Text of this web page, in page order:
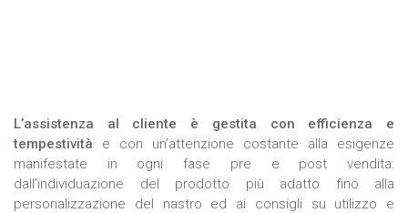
L’assistenza al cliente è gestita con efficienza e
tempestività e con un’attenzione costante alla esigenze
manifestate in ogni fase pre e post vendita:
dall’individuazione del prodotto più adatto fino alla
personalizzazione del nastro ed ai consigli su utilizzo e